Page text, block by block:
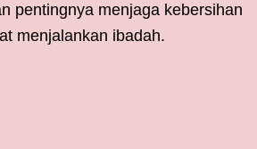
pentingnya menjaga kebersihan
menjalankan ibadah.